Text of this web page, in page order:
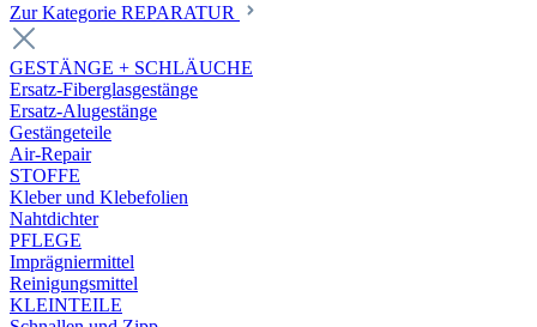
Zur Kategorie REPARATUR
GESTÄNGE + SCHLÄUCHE
Ersatz-Fiberglasgestänge
Ersatz-Alugestänge
Gestängeteile
Air-Repair
STOFFE
Kleber und Klebefolien
Nahtdichter
PFLEGE
Imprägniermittel
Reinigungsmittel
KLEINTEILE